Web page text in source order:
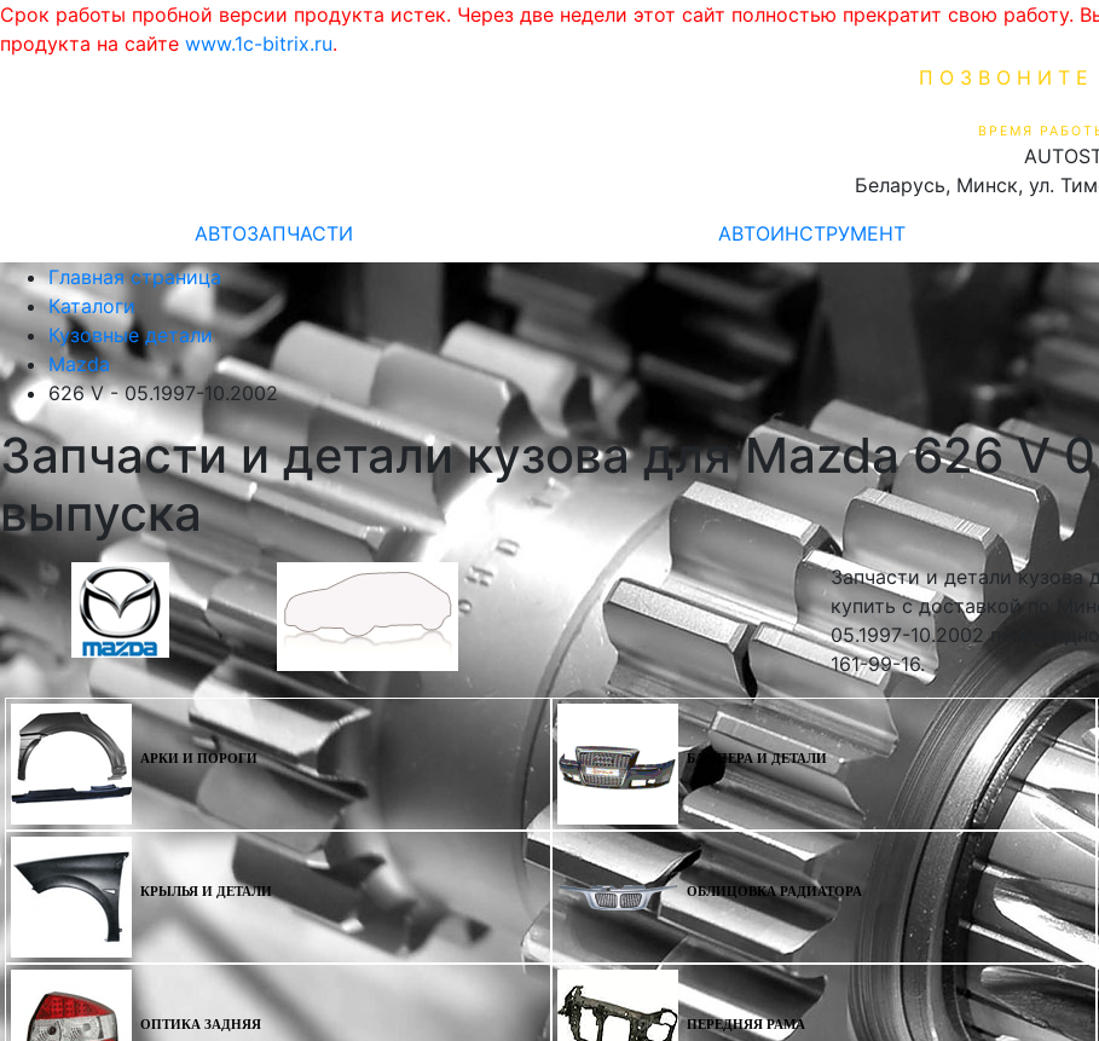
Срок работы пробной версии продукта истек. Через две недели этот сайт полностью прекратит свою
продукта на сайте www.1c-bitrix.ru.
ВРЕМЯ
Беларусь, Минск, ул.
АВТОЗАПЧАСТИ АВТОИНСТРУМЕНТ
Главная страница
Каталоги
Кузовные детали
Mazda
626 V - 05.1997-10.2002
Запчасти и детали кузова для Mazda 626 V
выпуска
Запчасти и детали кузова
купить с доставкой по
05.1997-10.2002 по
161-99-16.
АРКИ И ПОРОГИ БАМПЕРА И ДЕТАЛИ
КРЫЛЬЯ И ДЕТАЛИ ОБЛИЦОВКА РАДИАТОРА
ОПТИКА ЗАДНЯЯ ПЕРЕДНЯЯ РАМА